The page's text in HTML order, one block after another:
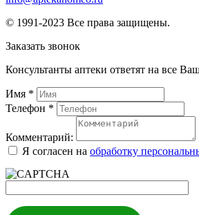
© 1991-2023 Все права защищены.
Заказать звонок
Консультанты аптеки ответят на все
Имя *
Телефон *
Комментарий:
Я согласен на обработку